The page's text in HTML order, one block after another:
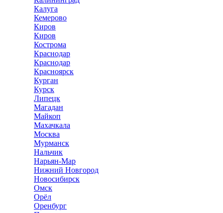
Калуга
Кемерово
Киров
Киров
Кострома
Краснодар
Краснодар
Красноярск
Курган
Курск
Липецк
Магадан
Майкоп
Махачкала
Москва
Мурманск
Нальчик
Нарьян-Мар
Нижний Новгород
Новосибирск
Омск
Орёл
Оренбург